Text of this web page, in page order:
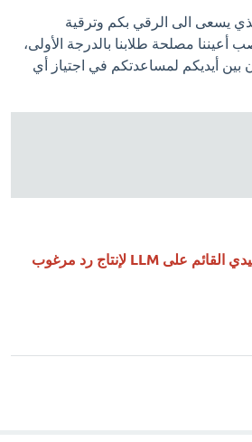
يسعى الى الرقي بكم وترقية
مصلحة طلابنا بالدرجة الأولى،
أيديكم لمساعدتكم في اجتياز أي
فن صياغة التلقينات التي توجه الذكاء الاصطناعي التوليدي القائم على LLM لإنتاج رد مرغوب